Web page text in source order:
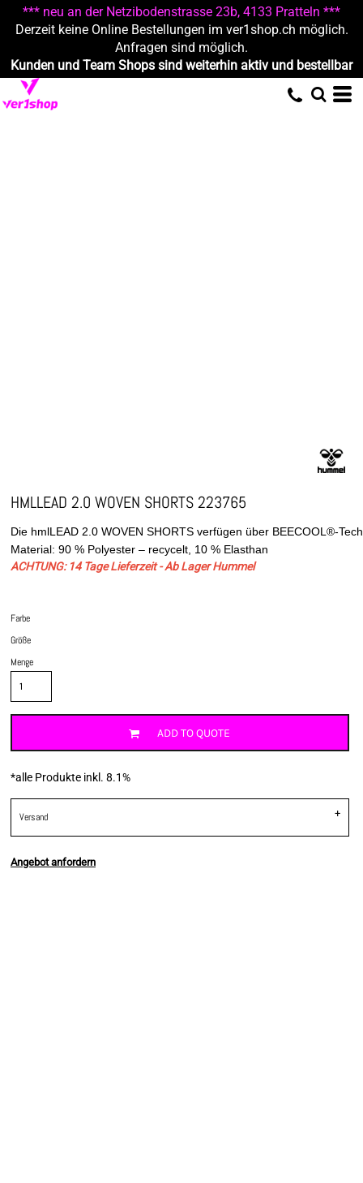
*** neu an der Netzibodenstrasse 23b, 4133 Pratteln ***
Derzeit keine Online Bestellungen im ver1shop.ch möglich.
Anfragen sind möglich.
Kunden und Team Shops sind weiterhin aktiv und bestellbar
HMLLEAD 2.0 WOVEN SHORTS 223765
Material: 90 % Polyester – recycelt, 10 % Elasthan
ACHTUNG: 14 Tage Lieferzeit - Ab Lager Hummel
Farbe
Größe
Menge
ADD TO QUOTE
*alle Produkte inkl. 8.1%
Versand
Angebot anfordern